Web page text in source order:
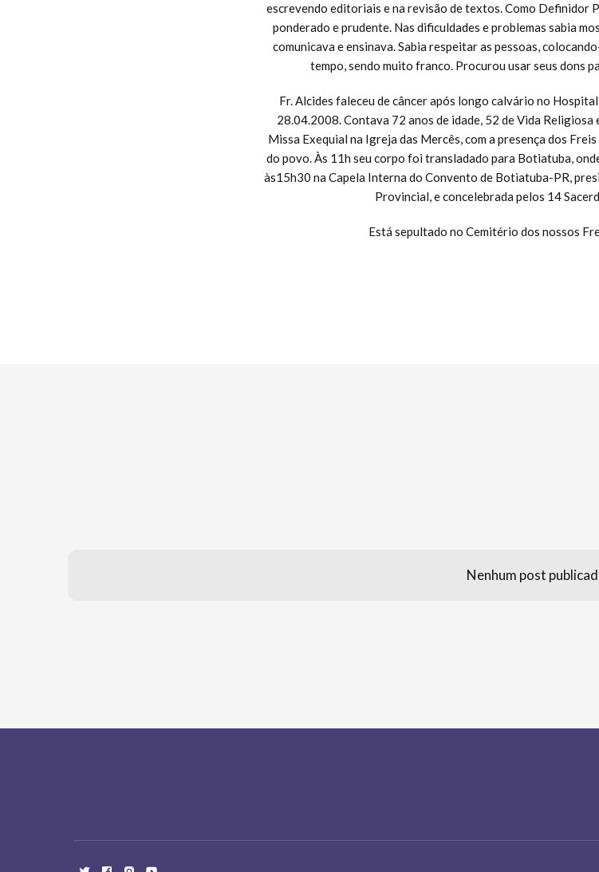
escrevendo editoriais e na revisão de textos. Como Definidor
ponderado e prudente. Nas dificuldades e problemas sabia
comunicava e ensinava. Sabia respeitar as pessoas,
tempo, sendo muito franco. Procurou usar seus dons
Fr. Alcides faleceu de câncer após longo calvário no
28.04.2008. Contava 72 anos de idade, 52 de Vida Religiosa
Missa Exequial na Igreja das Mercês, com a presença dos
do povo. Às 11h seu corpo foi transladado para Botiatuba,
às15h30 na Capela Interna do Convento de Botiatuba-PR,
Provincial, e concelebrada pelos 14
Está sepultado no Cemitério dos nossos
Nenhum post